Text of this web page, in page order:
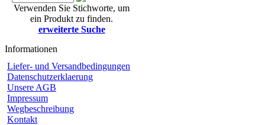
Verwenden Sie Stichworte, um
ein Produkt zu finden.
erweiterte Suche
Informationen
Liefer- und Versandbedingungen
Datenschutzerklaerung
Unsere AGB
Impressum
Wegbeschreibung
Kontakt